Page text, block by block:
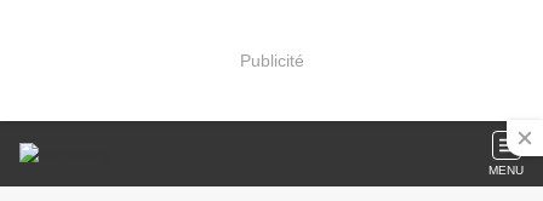
Publicité
MENU